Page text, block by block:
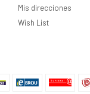
Mis direcciones
Wish List